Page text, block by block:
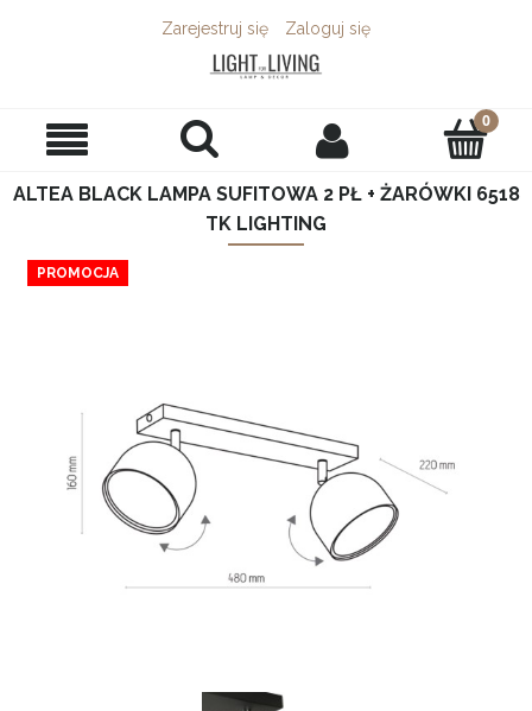
Zarejestruj się Zaloguj się
ALTEA BLACK LAMPA SUFITOWA 2 PŁ + ŻARÓWKI 6518
TK LIGHTING
PROMOCJA